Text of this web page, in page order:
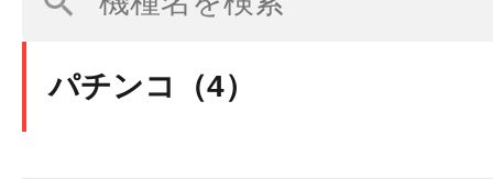
パチンコ（4）